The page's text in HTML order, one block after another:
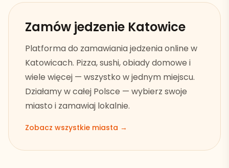
Zamów jedzenie Katowice
Platforma do zamawiania jedzenia online w
Katowicach. Pizza, sushi, obiady domowe i
wiele więcej — wszystko w jednym miejscu.
Działamy w całej Polsce — wybierz swoje
miasto i zamawiaj lokalnie.
Zobacz wszystkie miasta →